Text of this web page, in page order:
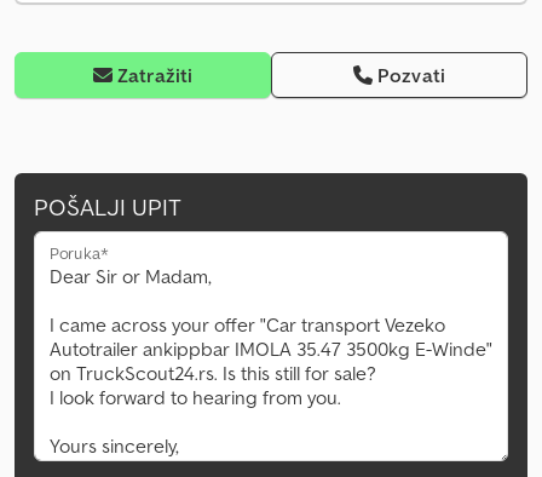
Zatražiti Pozvati
POŠALJI UPIT
Poruka*